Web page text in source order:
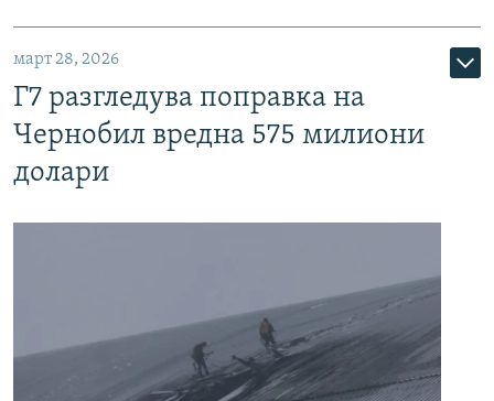
март 28, 2026
Г7 разгледува поправка на
Чернобил вредна 575 милиони
долари